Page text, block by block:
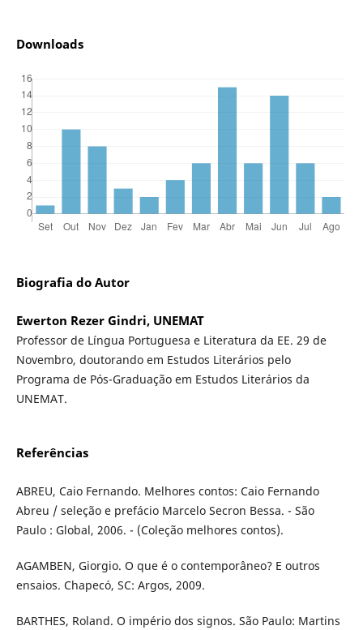
Downloads
Biografia do Autor
Ewerton Rezer Gindri, UNEMAT
Professor de Língua Portuguesa e Literatura da EE. 29 de
Novembro, doutorando em Estudos Literários pelo
Programa de Pós-Graduação em Estudos Literários da
UNEMAT.
Referências
ABREU, Caio Fernando. Melhores contos: Caio Fernando
Abreu / seleção e prefácio Marcelo Secron Bessa. - São
Paulo : Global, 2006. - (Coleção melhores contos).
AGAMBEN, Giorgio. O que é o contemporâneo? E outros
ensaios. Chapecó, SC: Argos, 2009.
BARTHES, Roland. O império dos signos. São Paulo: Martins